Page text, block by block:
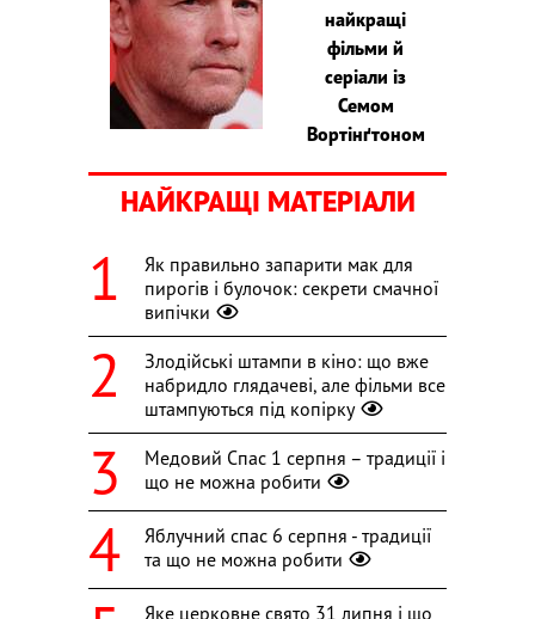
найкращі
фільми й
серіали із
Семом
Вортінґтоном
НАЙКРАЩІ МАТЕРІАЛИ
Як правильно запарити мак для
пирогів і булочок: секрети смачної
випічки
Злодійські штампи в кіно: що вже
набридло глядачеві, але фільми все
штампуються під копірку
Медовий Спас 1 серпня – традиції і
що не можна робити
Яблучний спас 6 серпня - традиції
та що не можна робити
Яке церковне свято 31 липня і що